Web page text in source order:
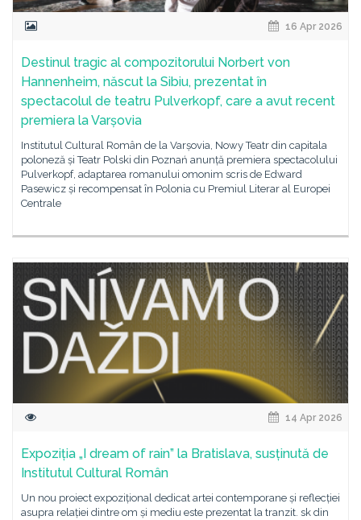
16 Apr 2026
Destinul tragic al compozitorului Norbert von
Hannenheim, născut la Sibiu, prezentat în
spectacolul de teatru Pulverkopf, care a avut recent
premiera la Varșovia
Institutul Cultural Român de la Varșovia, Nowy Teatr din capitala
poloneză și Teatr Polski din Poznań anunță premiera spectacolului
Pulverkopf, adaptarea romanului omonim scris de Edward
Pasewicz și recompensat în Polonia cu Premiul Literar al Europei
Centrale
14 Apr 2026
Expoziția „I dream of rain” la Bratislava, susținută de
Institutul Cultural Român
Un nou proiect expozițional dedicat artei contemporane și reflecției
asupra relației dintre om și mediu este prezentat la tranzit. sk din